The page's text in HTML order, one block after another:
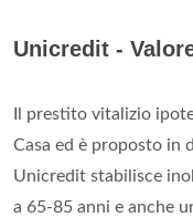
Unicredit -
Il prestito vitalizio
Casa ed è proposto in
Unicredit stabilisce
a 65-85 anni e anche